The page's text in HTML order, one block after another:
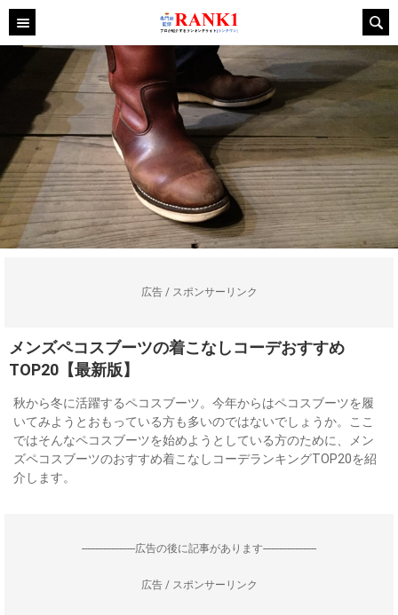
広告 / スポンサーリンク
メンズペコスブーツの着こなしコーデおすすめ
TOP20【最新版】
秋から冬に活躍するペコスブーツ。今年からはペコスブーツを履
いてみようとおもっている方も多いのではないでしょうか。ここ
ではそんなペコスブーツを始めようとしている方のために、メン
ズペコスブーツのおすすめ着こなしコーデランキングTOP20を紹
介します。
--------------------広告の後に記事があります--------------------
広告 / スポンサーリンク